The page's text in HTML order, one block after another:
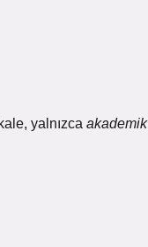
yalnızca akademik